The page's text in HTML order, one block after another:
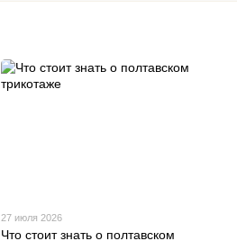
27 июля 2026
Что стоит знать о полтавском